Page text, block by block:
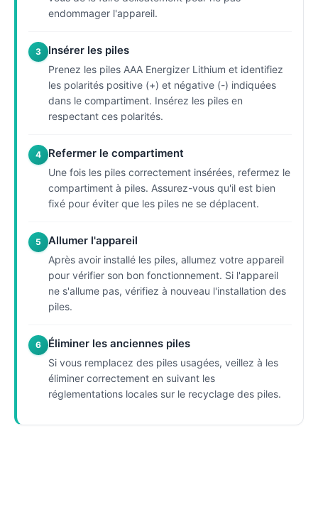
endommager l'appareil.
3 Insérer les piles
Prenez les piles AAA Energizer Lithium et identifiez
les polarités positive (+) et négative (-) indiquées
dans le compartiment. Insérez les piles en
respectant ces polarités.
4 Refermer le compartiment
Une fois les piles correctement insérées, refermez le
compartiment à piles. Assurez-vous qu'il est bien
fixé pour éviter que les piles ne se déplacent.
5 Allumer l'appareil
Après avoir installé les piles, allumez votre appareil
pour vérifier son bon fonctionnement. Si l'appareil
ne s'allume pas, vérifiez à nouveau l'installation des
piles.
6 Éliminer les anciennes piles
Si vous remplacez des piles usagées, veillez à les
éliminer correctement en suivant les
réglementations locales sur le recyclage des piles.